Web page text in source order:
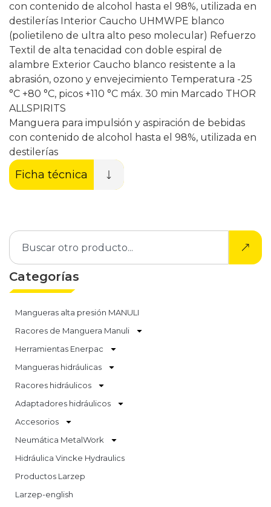
con contenido de alcohol hasta el 98%, utilizada en
destilerías Interior Caucho UHMWPE blanco
(polietileno de ultra alto peso molecular) Refuerzo
Textil de alta tenacidad con doble espiral de
alambre Exterior Caucho blanco resistente a la
abrasión, ozono y envejecimiento Temperatura -25
°C +80 °C, picos +110 °C máx. 30 min Marcado THOR
ALLSPIRITS
Manguera para impulsión y aspiración de bebidas
con contenido de alcohol hasta el 98%, utilizada en
destilerías
Ficha técnica
Categorías
Mangueras alta presión MANULI
Racores de Manguera Manuli
Herramientas Enerpac
Mangueras hidráulicas
Racores hidráulicos
Adaptadores hidráulicos
Accesorios
Neumática MetalWork
Hidráulica Vincke Hydraulics
Productos Larzep
Larzep-english